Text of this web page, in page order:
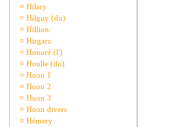
¤ Hilary
¤ Hilguy (du)
¤ Hillion
¤ Hirgarz
¤ Honoré (l')
¤ Houlle (du)
¤ Huon 1
¤ Huon 2
¤ Huon 3
¤ Huon divers
¤ Hémery